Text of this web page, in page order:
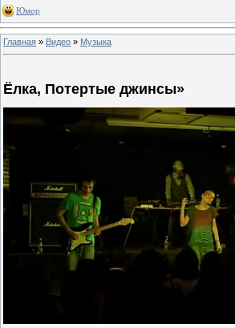
Юмор
Главная » Видео » Музыка
Ёлка, Потертые джинсы»